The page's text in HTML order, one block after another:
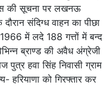
की सूचना पर लखनऊ
संदिग्ध वाहन का पीछा
में लदे 188 गत्तों में बन्द
ब्राण्ड की अवैध अंग्रेजी
पुत्र हवा सिंह निवासी ग्राम
हरियाणा को गिरफ्तार कर